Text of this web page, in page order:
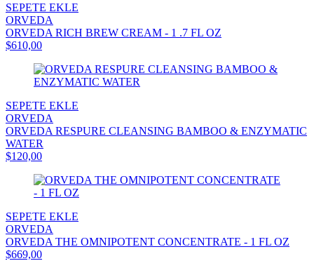
SEPETE EKLE
ORVEDA
ORVEDA RICH BREW CREAM - 1 .7 FL OZ
$610,00
SEPETE EKLE
ORVEDA
ORVEDA RESPURE CLEANSING BAMBOO & ENZYMATIC
WATER
$120,00
SEPETE EKLE
ORVEDA
ORVEDA THE OMNIPOTENT CONCENTRATE - 1 FL OZ
$669,00